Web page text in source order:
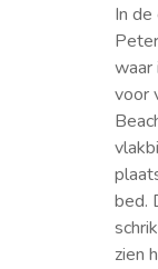
In
waar
voor
bed.
zien